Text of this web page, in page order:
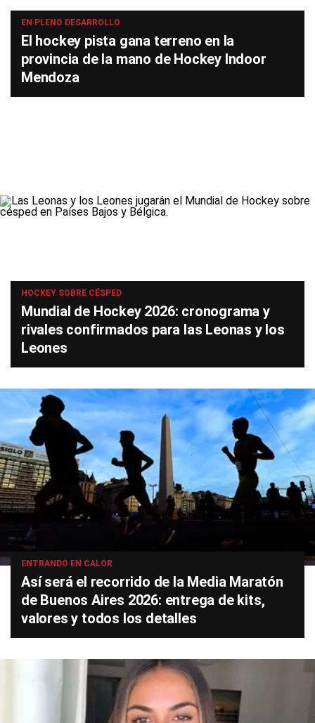
EN PLENO DESARROLLO
El hockey pista gana terreno en la
provincia de la mano de Hockey Indoor
Mendoza
HOCKEY SOBRE CÉSPED
Mundial de Hockey 2026: cronograma y
rivales confirmados para las Leonas y los
Leones
ENTRANDO EN CALOR
Así será el recorrido de la Media Maratón
de Buenos Aires 2026: entrega de kits,
valores y todos los detalles